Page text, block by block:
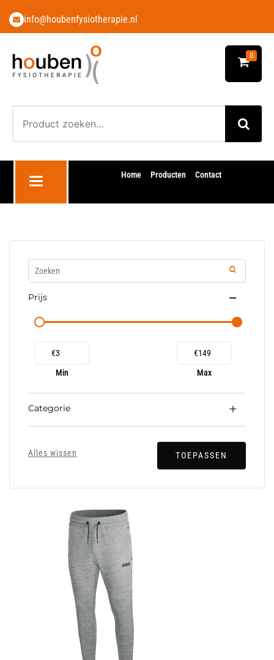
info@houbenfysiotherapie.nl
0
Toggle navigation
Home Producten Contact
Prijs
€
Min
€
Max
Categorie
Alles wissen TOEPASSEN